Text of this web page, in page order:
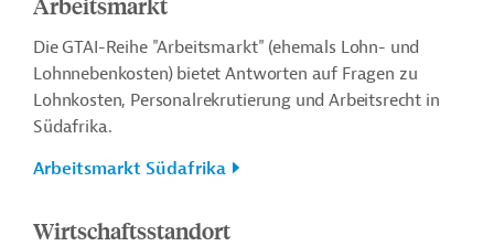
Die GTAI-Reihe "Arbeitsmarkt" (ehemals Lohn- und
Lohnnebenkosten) bietet Antworten auf Fragen zu
Lohnkosten, Personalrekrutierung und Arbeitsrecht in
Südafrika.
Arbeitsmarkt Südafrika
Wirtschaftsstandort